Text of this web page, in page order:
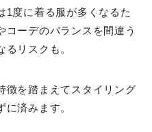
1度に着る服が多くなるた
コーデのバランスを間違う
るリスクも。
徴を踏まえてスタイリング
済みます。